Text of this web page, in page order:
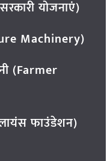
योजनाएं)
Machinery)
(Farmer
फाउंडेशन)